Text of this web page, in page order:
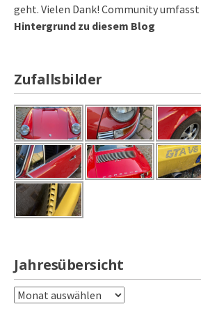
geht. Vielen Dank! Community umfasst
Hintergrund zu diesem Blog
Zufallsbilder
Jahresübersicht
Jahresübersicht